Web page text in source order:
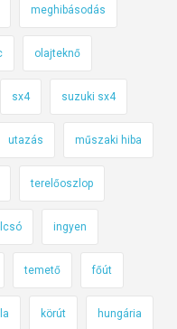
meghibásodás
olajteknő
sx4 suzuki sx4
utazás műszaki hiba
terelőoszlop
ingyen
temető főút
körút hungária